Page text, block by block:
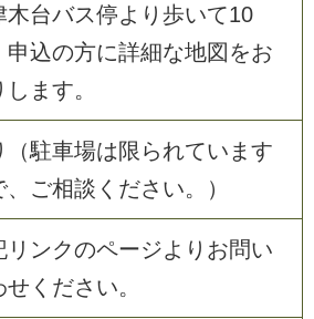
木台バス停より歩いて10
込の方に詳細な地図をお
ます。
（駐車場は限られています
、ご相談ください。）
リンクのページよりお問い
ください。